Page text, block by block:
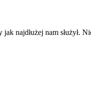
najdłużej nam